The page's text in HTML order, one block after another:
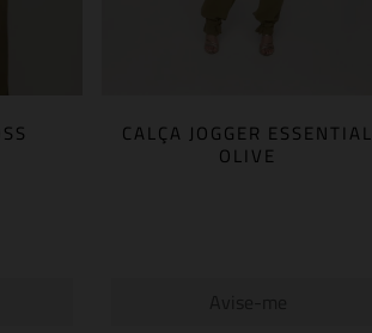
CALÇA JOGGER ESSENTIAL
OLIVE